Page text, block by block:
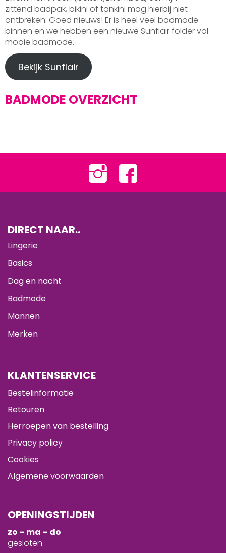
zittend badpak, bikini of tankini mag hierbij niet
ontbreken. Goed nieuws! Er is heel veel badmode
binnen en we hebben een nieuwe Sunflair folder vol
mooie badmode.
Bekijk Sunflair
BADMODE OVERZICHT
DIRECT NAAR..
Lingerie
Basics
Dag en nacht
Badmode
Mannen
Merken
KLANTENSERVICE
Bestelinformatie
Retouren
Herroepen van bestelling
Privacy policy
Cookies
Algemene voorwaarden
OPENINGSTIJDEN
zo – ma – do
gesloten